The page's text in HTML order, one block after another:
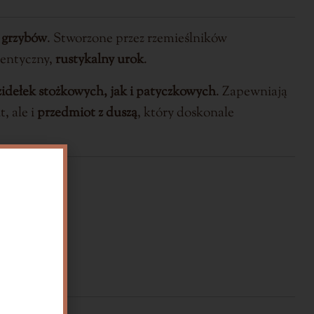
. Stworzone przez rzemieślników
rustykalny urok.
stożkowych, jak i patyczkowych. Zapewniają
ale i przedmiot z duszą, który doskonale